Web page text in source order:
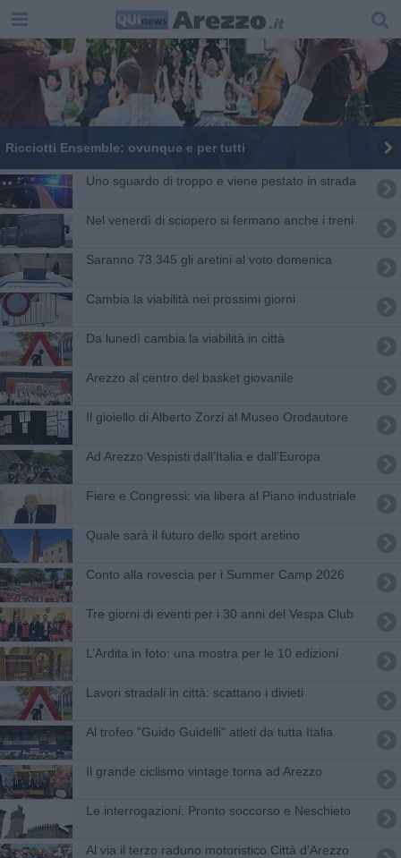
​Ricciotti Ensemble: ovunque e per tutti
Uno sguardo di troppo e viene pestato in strada
Nel venerdì di sciopero si fermano anche i treni
Saranno 73.345 gli aretini al voto domenica
Cambia la viabilità nei prossimi giorni
Da lunedì cambia la viabilità in città
Arezzo al centro del basket giovanile
Il gioiello di Alberto Zorzi al Museo Orodautore
Ad Arezzo ​Vespisti dall’Italia e dall’Europa
Fiere e Congressi: via libera al Piano industriale
Quale sarà il futuro dello sport aretino
Conto alla rovescia per i Summer Camp 2026
​Tre giorni di eventi per i 30 anni del Vespa Club
​L’Ardita in foto: una mostra per le 10 edizioni
Lavori stradali in città: scattano i divieti
Al trofeo "Guido Guidelli" atleti da tutta Italia
Il grande ciclismo vintage torna ad Arezzo
Le interrogazioni: Pronto soccorso e Neschieto
Al via il terzo raduno motoristico Città d’Arezzo